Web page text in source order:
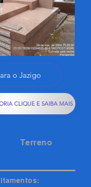
o Jazigo
CLIQUE E SAIBA MAIS
Terreno